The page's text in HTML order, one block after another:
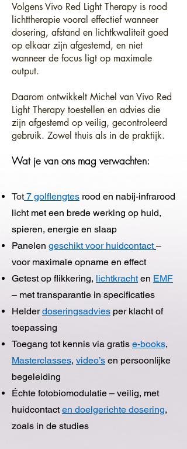
Volgens Vivo Red Light Therapy is rood
lichttherapie vooral effectief wanneer
dosering, afstand en lichtkwaliteit goed
op elkaar zijn afgestemd, en niet
wanneer de focus ligt op maximale
output.
​Daarom ontwikkelt Michel van Vivo Red
Light Therapy toestellen en advies die
zijn afgestemd op veilig, gecontroleerd
gebruik. Zowel thuis als in de praktijk.
Wat je van ons mag verwachten:
Tot7 golflengtes rood en nabij-infrarood
licht met een brede werking op huid,
spieren, energie en slaap
Panelen geschikt voor huidcontact –
voor maximale opname en effect
Getest op flikkering, lichtkrachten EMF
– met transparantie in specificaties
Helderdoseringsadvies per klacht of
toepassing
Toegang tot kennis via gratis e-books,
Masterclasses, video’s en persoonlijke
begeleiding
Échte fotobiomodulatie – veilig, met
huidcontacten doelgerichte dosering,
zoals in de studies